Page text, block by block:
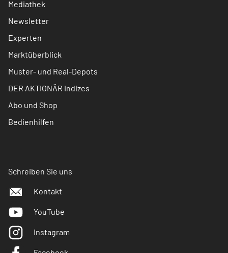
Mediathek
Newsletter
Experten
Marktüberblick
Muster- und Real-Depots
DER AKTIONÄR Indizes
Abo und Shop
Bedienhilfen
Schreiben Sie uns
Kontakt
YouTube
Instagram